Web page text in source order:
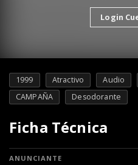
Login
1999 Atractivo Audio
CAMPAÑA
Desodorante
Ficha Técnica
ANUNCIANTE